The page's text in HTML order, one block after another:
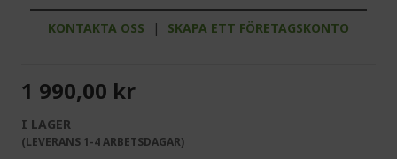
KONTAKTA OSS | SKAPA ETT FÖRETAGSKONTO
1 990,00 kr
I LAGER
(LEVERANS 1-4 ARBETSDAGAR)